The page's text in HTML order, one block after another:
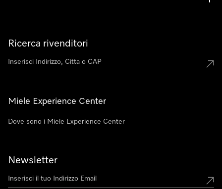
Ricerca rivenditori
Miele Experience Center
Dove sono i Miele Experience Center
Newsletter